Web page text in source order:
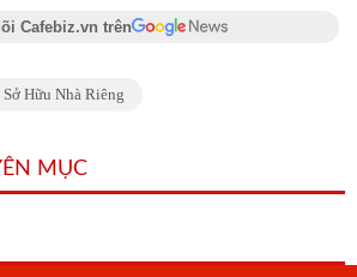
Cafebiz.vn trên
Sở Hữu Nhà Riêng
MỤC